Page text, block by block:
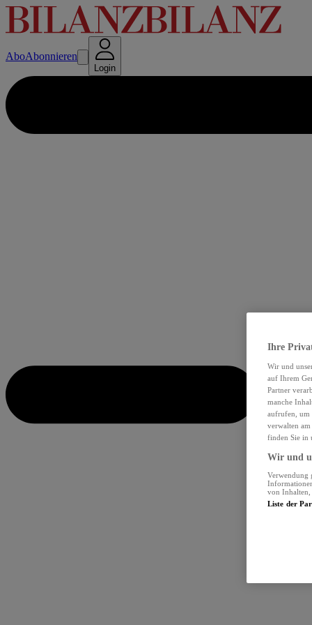
AboAbonnieren
Login
Ihre
Wir und
auf Ihrem
Partner
manche
aufrufen, um
verwalten
finden Sie in
Wir und
Verwendung
von Inhalten,
Liste der